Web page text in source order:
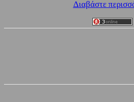
Διαβάστε